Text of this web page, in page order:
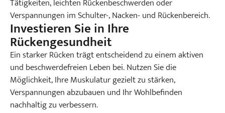
Tätigkeiten, leichten Rückenbeschwerden oder
Verspannungen im Schulter-, Nacken- und Rückenbereich.
Investieren Sie in Ihre
Rückengesundheit
Ein starker Rücken trägt entscheidend zu einem aktiven
und beschwerdefreien Leben bei. Nutzen Sie die
Möglichkeit, Ihre Muskulatur gezielt zu stärken,
Verspannungen abzubauen und Ihr Wohlbefinden
nachhaltig zu verbessern.